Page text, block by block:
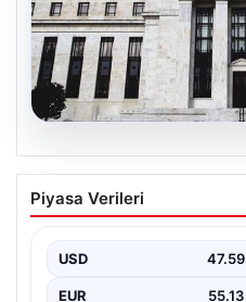
Fed faizi sabit tuttu
Piyasa Verileri
USD 47.59
EUR 55.13